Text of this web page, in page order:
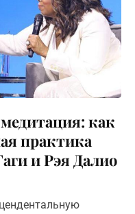
как
практика
и Рэя Далио